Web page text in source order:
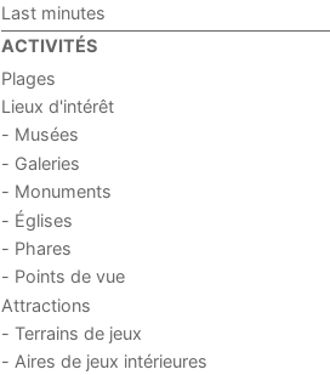
Last minutes
ACTIVITÉS
Plages
Lieux d'intérêt
- Musées
- Galeries
- Monuments
- Églises
- Phares
- Points de vue
Attractions
- Terrains de jeux
- Aires de jeux intérieures